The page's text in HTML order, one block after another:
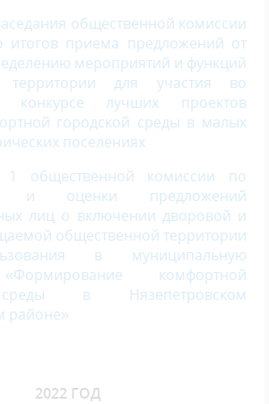
общественной комиссии
итогов приема предложений от
мероприятий и функций
территории для участия во
конкурсе лучших проектов
городской среды в малых
поселениях
общественной комиссии по
и оценки предложений
лиц о включении дворовой и
общественной территории
в муниципальную
комфортной
в Нязепетровском
районе»
2022 ГОД